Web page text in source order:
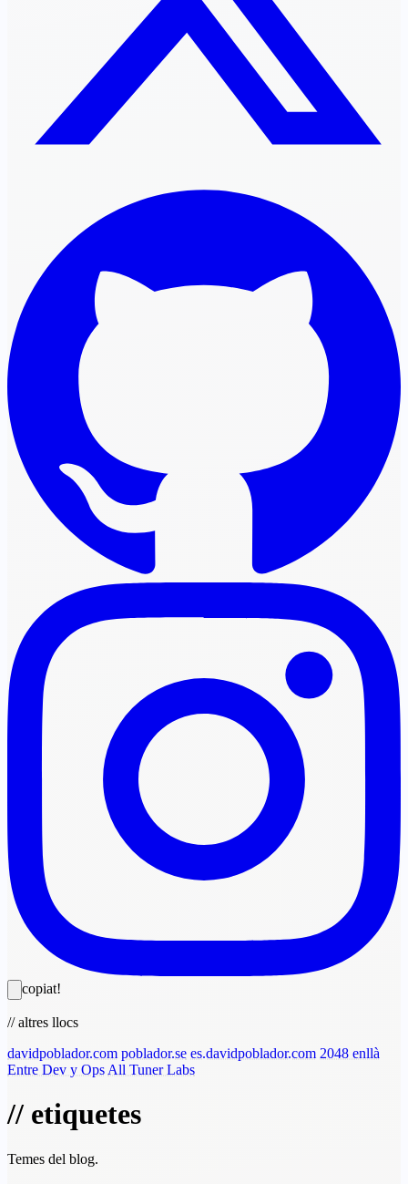
copiat!
// altres llocs
davidpoblador.com poblador.se es.davidpoblador.com 2048 enllà
Entre Dev y Ops All Tuner Labs
// etiquetes
Temes del blog.